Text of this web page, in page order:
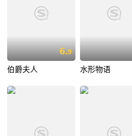
6.9
伯爵夫人 水形物语